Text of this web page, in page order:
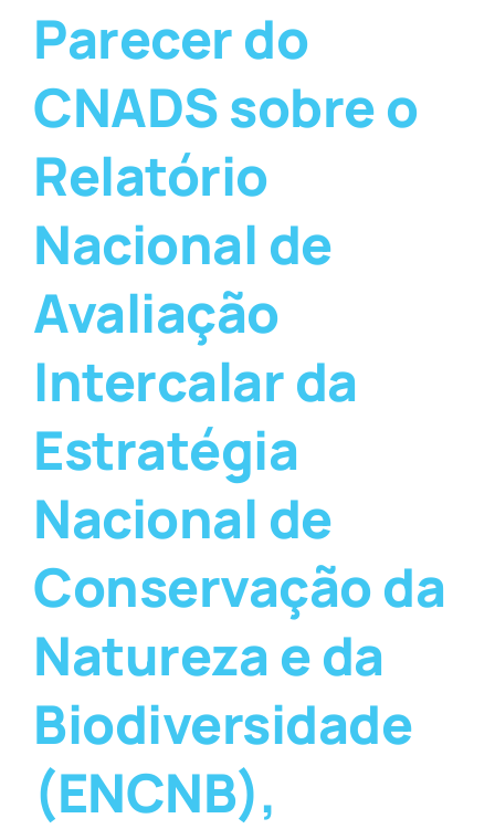
Parecer do
CNADS sobre o
Relatório
Nacional de
Avaliação
Intercalar da
Estratégia
Nacional de
Conservação da
Natureza e da
Biodiversidade
(ENCNB),